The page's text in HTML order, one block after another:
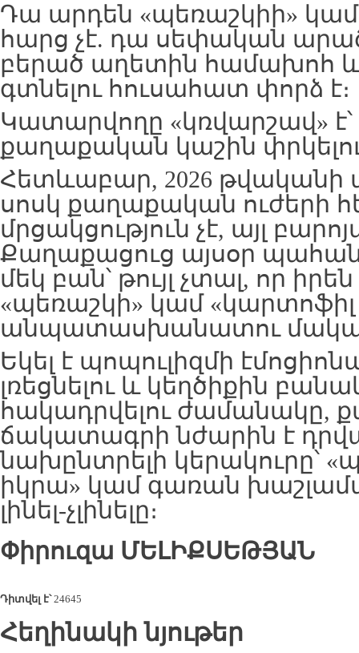
Դա արդեն «պեռաշկիի» կամ
հարց չէ. դա սեփական
բերած աղետին համախոհ
գտնելու հուսահատ փորձ է։
Կատարվողը «կռվարշավ»
քաղաքական կաշին
Հետևաբար, 2026 թվականի
սոսկ քաղաքական ուժերի
մրցակցություն չէ, այլ
Քաղաքացուց այսօր
մեկ բան՝ թույլ չտալ, որ
«պեռաշկի» կամ «կարտոֆիլ
անպատասխանատու
Եկել է պոպուլիզմի
լռեցնելու և կեղծիքին
հակադրվելու ժամանակը,
ճակատագրի նժարին է
նախընտրելի կերակուրը՝
իկրա» կամ գառան
լինել-չլինելը։
Փիրուզա ՄԵԼԻՔՍԵԹՅԱՆ
Դիտվել է՝24645
Հեղինակի նյութեր